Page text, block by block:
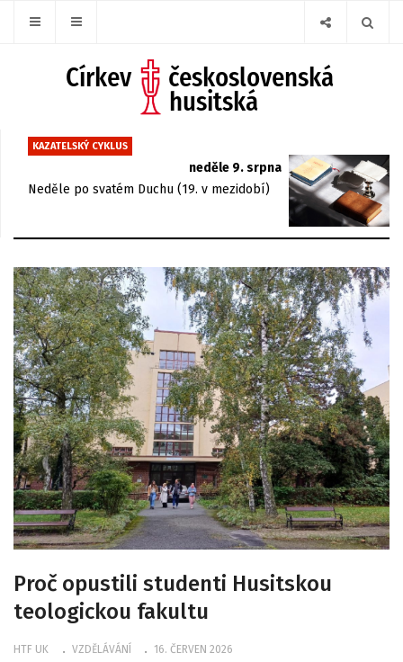
KAZATELSKÝ CYKLUS
neděle 9. srpna
Neděle po svatém Duchu (19. v mezidobí)
Proč opustili studenti Husitskou
teologickou fakultu
HTF UK VZDĚLÁVÁNÍ 16. ČERVEN 2026